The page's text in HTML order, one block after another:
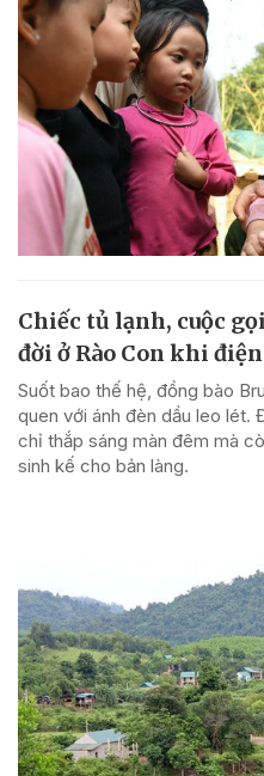
Chiếc tủ lạnh, cuộc
đời ở Rào Con khi
Suốt bao thế hệ, đồng bào
quen với ánh đèn dầu leo lét.
chỉ thắp sáng màn đêm mà
sinh kế cho bản làng.